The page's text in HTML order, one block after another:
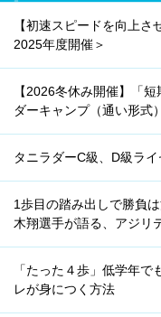
【初速スピードを向上
2025年度開催＞
【2026冬休み開催】「
ダーキャンプ（通い形式）
タニラダーC級、D級ラ
1歩目の踏み出しで勝負
木翔選手が語る、アジリ
「たった４歩」低学年
レが身につく方法